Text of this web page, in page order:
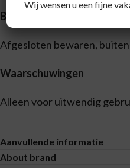
Bewaaradvies
Afgesloten bewaren,
Waarschuwingen
Alleen voor uitwendig
Aanvullende informatie
About brand
Wij wensen u een fijne